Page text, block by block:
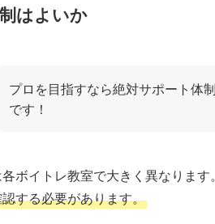
はよいか
プロを目指すなら絶対サポート体
です！
ボイトレ教室で大きく異なります
する必要があります。